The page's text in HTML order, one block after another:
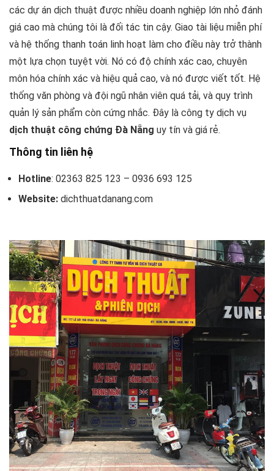
các dự án dịch thuật được nhiều doanh nghiệp lớn nhỏ đánh
giá cao mà chúng tôi là đối tác tin cậy. Giao tài liệu miễn phí
và hệ thống thanh toán linh hoạt làm cho điều này trở thành
một lựa chọn tuyệt vời. Nó có độ chính xác cao, chuyên
môn hóa chính xác và hiệu quả cao, và nó được viết tốt. Hệ
thống văn phòng và đội ngũ nhân viên quá tải, và quy trình
quản lý sản phẩm còn cứng nhắc. Đây là công ty dịch vụ
dịch thuật công chứng Đà Nẵng uy tín và giá rẻ.
Thông tin liên hệ
Hotline: 02363 825 123 – 0936 693 125
Website: dichthuatdanang.com